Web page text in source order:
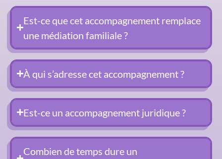
Est-ce que cet accompagnement remplace
une médiation familiale ?
À qui s’adresse cet accompagnement ?
Est-ce un accompagnement juridique ?
Combien de temps dure un